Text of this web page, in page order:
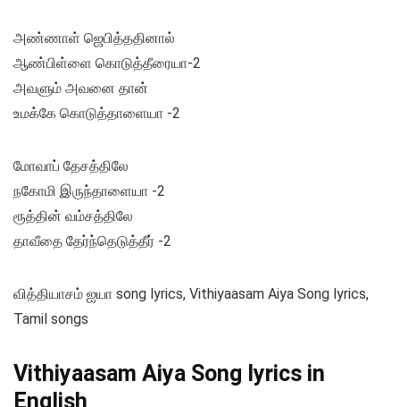
அண்ணாள் ஜெபித்ததினால்
ஆண்பிள்ளை கொடுத்தீரையா-2
அவளும் அவனை தான்
உமக்கே கொடுத்தாளையா -2
மோவாப் தேசத்திலே
நகோமி இருந்தாளையா -2
ரூத்தின் வம்சத்திலே
தாவீதை தேர்ந்தெடுத்தீர் -2
வித்தியாசம் ஐயா song lyrics, Vithiyaasam Aiya Song lyrics,
Tamil songs
Vithiyaasam Aiya Song lyrics in
English